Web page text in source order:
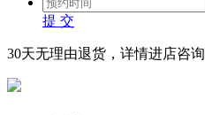
提 交
30天无理由退货，详情进店咨询